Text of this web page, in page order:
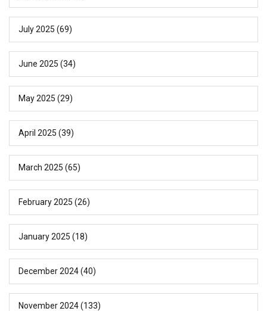
July 2025 (69)
June 2025 (34)
May 2025 (29)
April 2025 (39)
March 2025 (65)
February 2025 (26)
January 2025 (18)
December 2024(40)
November 2024(133)